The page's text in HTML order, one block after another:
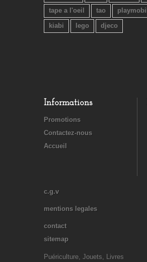
tape a l'oeil
tao
playmobil
kiabi
lego djeco
Informations
Promotions
Contactez-nous
Accueil
c.g.v
mentions legales
contact
sitemap
Puériculture, Jouets, Livres